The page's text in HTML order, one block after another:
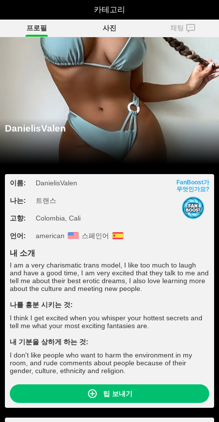
DanielisValen
프로필 사진 채팅
DanielisValen
이름: DanielisValen
나는: 트랜스
고향: Colombia, Cali
언어: american 스페인어
FanBoost가
무엇인가요?
내 소개
I am a very charismatic trans model, I like too much to laugh
and have a good time, I am very excited that they talk to me and
tell me about their best erotic dreams, I also love learning more
about the culture and meeting new people.
나를 흥분 시키는 것:
I think I get excited when you whisper your hottest secrets and
tell me what your most exciting fantasies are.
내 기분을 상하게 하는 것:
I don't like people who want to harm the environment in my
room, and rude comments about people because of their
gender, culture, ethnicity and religion.
팁 보내기
카테고리